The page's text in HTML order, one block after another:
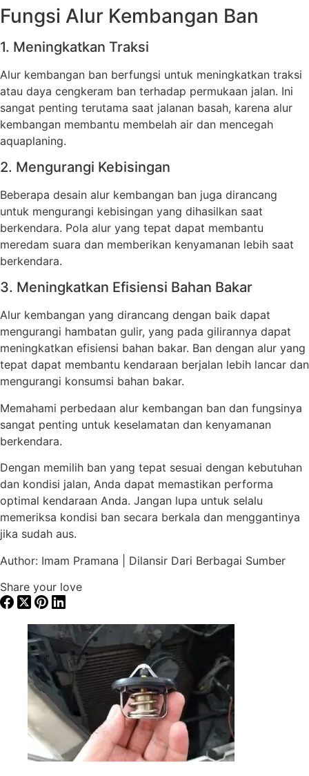
Fungsi Alur Kembangan Ban
1. Meningkatkan Traksi
Alur kembangan ban berfungsi untuk meningkatkan traksi
atau daya cengkeram ban terhadap permukaan jalan. Ini
sangat penting terutama saat jalanan basah, karena alur
kembangan membantu membelah air dan mencegah
aquaplaning.
2. Mengurangi Kebisingan
Beberapa desain alur kembangan ban juga dirancang
untuk mengurangi kebisingan yang dihasilkan saat
berkendara. Pola alur yang tepat dapat membantu
meredam suara dan memberikan kenyamanan lebih saat
berkendara.
3. Meningkatkan Efisiensi Bahan Bakar
Alur kembangan yang dirancang dengan baik dapat
mengurangi hambatan gulir, yang pada gilirannya dapat
meningkatkan efisiensi bahan bakar. Ban dengan alur yang
tepat dapat membantu kendaraan berjalan lebih lancar dan
mengurangi konsumsi bahan bakar.
Memahami perbedaan alur kembangan ban dan fungsinya
sangat penting untuk keselamatan dan kenyamanan
berkendara.
Dengan memilih ban yang tepat sesuai dengan kebutuhan
dan kondisi jalan, Anda dapat memastikan performa
optimal kendaraan Anda. Jangan lupa untuk selalu
memeriksa kondisi ban secara berkala dan menggantinya
jika sudah aus.
Author: Imam Pramana | Dilansir Dari Berbagai Sumber
Share your love